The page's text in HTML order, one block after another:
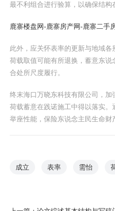
最不利组合进行验算，以确保结构
鹿寨楼盘网-鹿寨房产网-鹿寨二手
此外，应关怀表率的更新与地域各
荷载取值可能有所退换，蓄意东
合处所尺度履行。
终末海口万晓东科技有限公司，
荷载蓄意在践诺施工中得以落实
举座性能，保险东说念主民生命财
成立 表率 需怡